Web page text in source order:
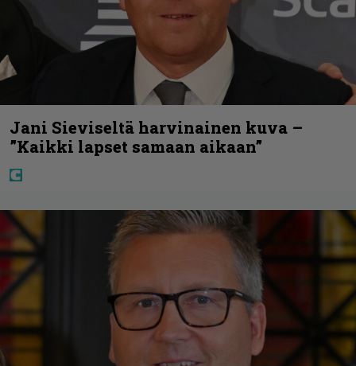
Jani Sieviseltä harvinainen kuva –
”Kaikki lapset samaan aikaan”